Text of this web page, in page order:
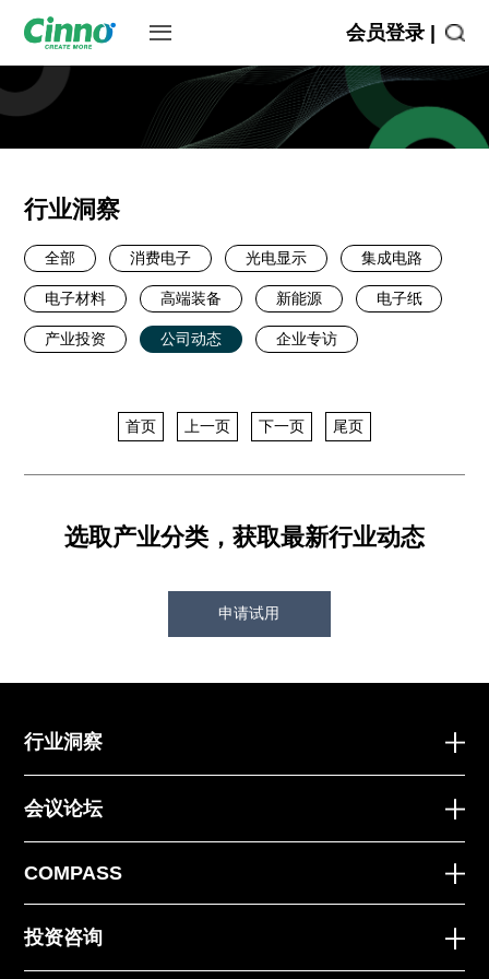
会员登录 |
行业洞察
全部 消费电子 光电显示 集成电路
电子材料 高端装备 新能源 电子纸
产业投资 公司动态 企业专访
首页 上一页 下一页 尾页
选取产业分类，获取最新行业动态
申请试用
行业洞察
会议论坛
COMPASS
投资咨询